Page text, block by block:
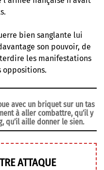
bien sanglante lui
son pouvoir, de
les manifestations
oppositions.
avec un briquet sur un tas
à aller combattre, qu’il y
qu’il aille donner le sien.
ATTAQUE